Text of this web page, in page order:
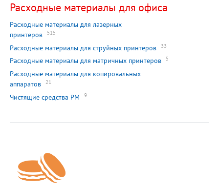
Расходные материалы для офиса
Расходные материалы для лазерных
принтеров
515
Расходные материалы для струйных принтеров 33
Расходные материалы для матричных принтеров 5
Расходные материалы для копировальных
аппаратов
21
Чистящие средства РМ 9